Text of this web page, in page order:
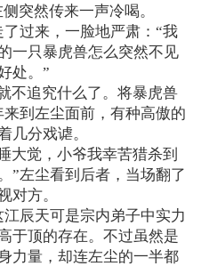
然传来一声冷喝。
来，一脸地严肃：“我
一只暴虎兽怎么突然不见
处。”
追究什么了。将暴虎兽
到左尘面前，有种高傲的
几分戏谑。
觉，小爷我幸苦猎杀到
”左尘看到后者，当场翻了
对方。
天可是宗内弟子中实力
于顶的存在。不过虽然是
力量，却连左尘的一半都